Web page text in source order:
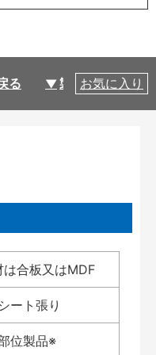
る 製品仕様
お気に入り
は合板又はMDF
ート張り
位製品※